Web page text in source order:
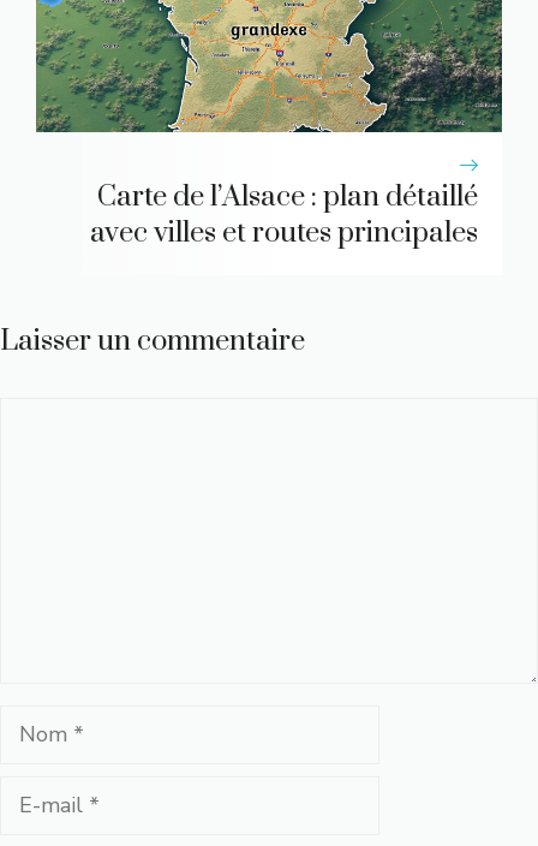
Carte de l’Alsace : plan détaillé
avec villes et routes principales
Laisser un commentaire
Nom